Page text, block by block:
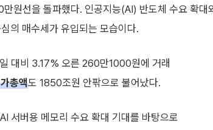
원선을 돌파했다. 인공지능(AI) 반도체 수요 확
의 매수세가 유입되는 모습이다.
대비 3.17% 오른 260만1000원에 거래
총액도 1850조원 안팎으로 불어났다.
서버용 메모리 수요 확대 기대를 바탕으로